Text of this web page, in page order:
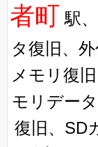
者町 駅
タ復旧、
メモリ復
モリデー
復旧、SD